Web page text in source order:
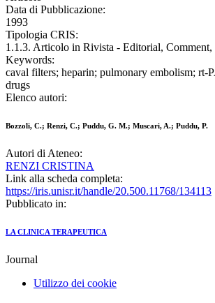
Data di Pubblicazione:
1993
Tipologia CRIS:
1.1.3. Articolo in Rivista - Editorial, Comment,
Keywords:
caval filters; heparin; pulmonary embolism; rt-
drugs
Elenco autori:
Bozzoli, C.; Renzi, C.; Puddu, G. M.; Muscari, A.; Puddu, P.
Autori di Ateneo:
RENZI CRISTINA
Link alla scheda completa:
https://iris.unisr.it/handle/20.500.11768/134113
Pubblicato in:
LA CLINICA TERAPEUTICA
Journal
Utilizzo dei cookie